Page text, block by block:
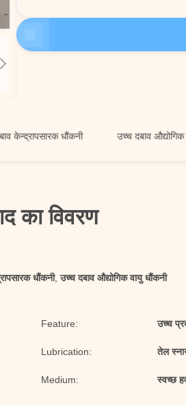
धौंकनी उच्च दबाव औद्योगिक वायु
का विवरण
धौंकनी,उच्च दबाव औद्योगिक वायु धौंकनी
Feature: उच्च
Lubrication: तेल
Medium: स्वच्छ